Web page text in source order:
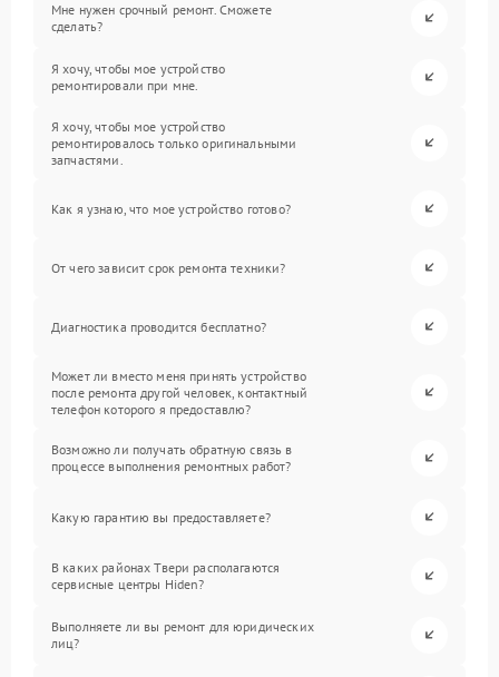
Мне нужен срочный ремонт. Сможете
сделать?
Я хочу, чтобы мое устройство
ремонтировали при мне.
Я хочу, чтобы мое устройство
ремонтировалось только оригинальными
запчастями.
Как я узнаю, что мое устройство готово?
От чего зависит срок ремонта техники?
Диагностика проводится бесплатно?
Может ли вместо меня принять устройство
после ремонта другой человек, контактный
телефон которого я предоставлю?
Возможно ли получать обратную связь в
процессе выполнения ремонтных работ?
Какую гарантию вы предоставляете?
В каких районах Твери располагаются
сервисные центры Hiden?
Выполняете ли вы ремонт для юридических
лиц?